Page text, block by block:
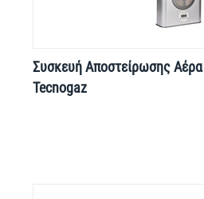
Συσκευή Αποστείρωσης
Tecnogaz